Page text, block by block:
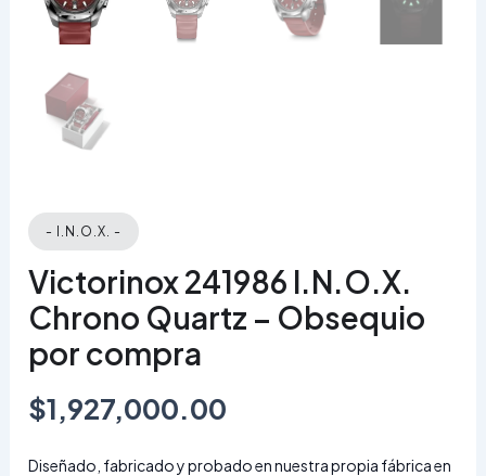
- I.N.O.X. -
Victorinox 241986 I.N.O.X.
Chrono Quartz – Obsequio
por compra
$1,927,000.00
Diseñado, fabricado y probado en nuestra propia fábrica en